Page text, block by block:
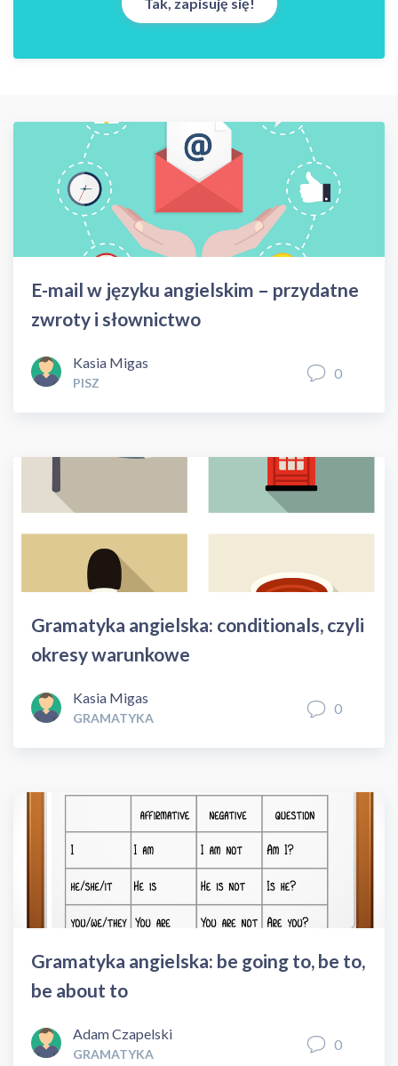
E-mail w języku angielskim – przydatne
zwroty i słownictwo
Kasia Migas
PISZ
0
Gramatyka angielska: conditionals, czyli
okresy warunkowe
Kasia Migas
GRAMATYKA
0
Gramatyka angielska: be going to, be to,
be about to
Adam Czapelski
GRAMATYKA
0